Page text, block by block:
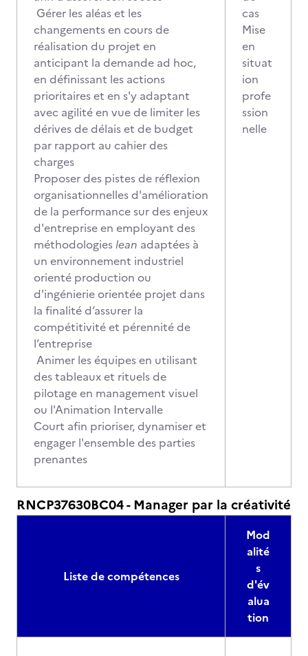
Gérer les aléas et les
changements en cours de
réalisation du projet en
anticipant la demande ad hoc,
en définissant les actions
prioritaires et en s'y adaptant
avec agilité en vue de limiter les
dérives de délais et de budget
par rapport au cahier des
charges
Proposer des pistes de réflexion
organisationnelles d'amélioration
de la performance sur des enjeux
d'entreprise en employant des
méthodologieslean adaptées à
un environnement industriel
orienté production ou
d'ingénierie orientée projet dans
la finalité d’assurer la
compétitivité et pérennité de
l’entreprise
Animer les équipes en utilisant
des tableaux et rituels de
pilotage en management visuel
ou l'Animation Intervalle
Court afin prioriser, dynamiser et
engager l'ensemble des parties
prenantes
cas
Mise
en
situat
ion
profe
ssion
nelle
RNCP37630BC04 - Manager par la créativité
Liste de compétences
Mod
alité
s
d'év
alua
tion